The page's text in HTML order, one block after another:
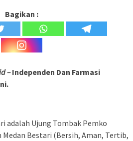
Bagikan :
–Independen Dan Farmasi
adalah Ujung Tombak Pemko
Medan Bestari (Bersih, Aman, Tertib,